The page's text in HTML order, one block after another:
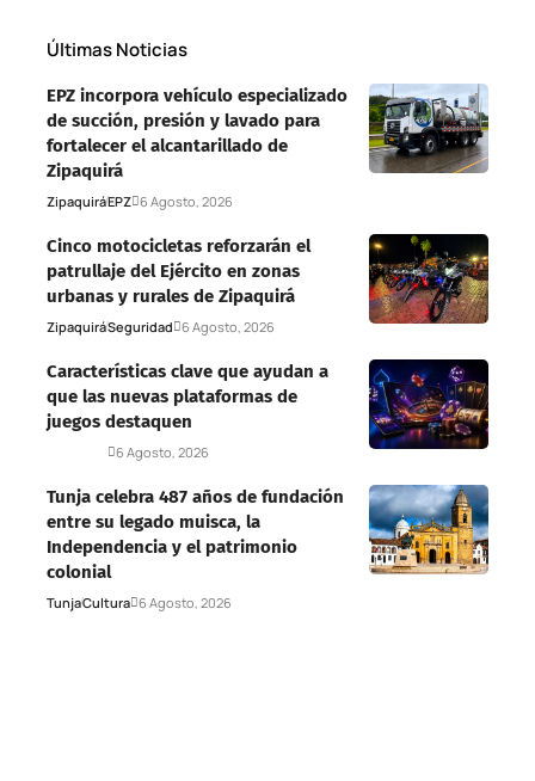
Últimas Noticias
EPZ incorpora vehículo especializado
de succión, presión y lavado para
fortalecer el alcantarillado de
Zipaquirá
ZipaquiráEPZ 6 Agosto, 2026
Cinco motocicletas reforzarán el
patrullaje del Ejército en zonas
urbanas y rurales de Zipaquirá
ZipaquiráSeguridad 6 Agosto, 2026
Características clave que ayudan a
que las nuevas plataformas de
juegos destaquen
6 Agosto, 2026
Tunja celebra 487 años de fundación
entre su legado muisca, la
Independencia y el patrimonio
colonial
TunjaCultura 6 Agosto, 2026